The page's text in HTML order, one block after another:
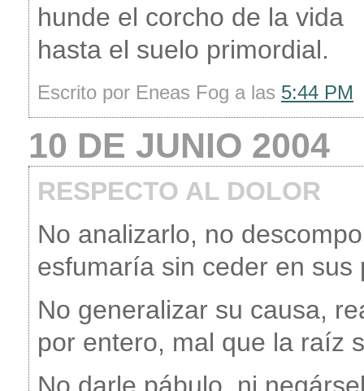
hunde el corcho de la vida
hasta el suelo primordial.
Escrito por Eneas Fog a las 5:44 PM
10 DE JUNIO 2004
RESPECTO AL DOLOR
No analizarlo, no
esfumaría sin ceder en sus
No generalizar su causa,
por entero, mal que la raíz